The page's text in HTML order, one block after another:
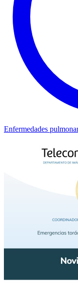
Enfermedades